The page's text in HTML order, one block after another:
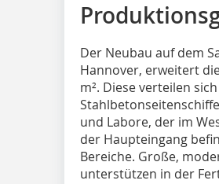
Der Neubau auf dem
Hannover, erweitert
m². Diese verteilen
und Labore, der im
der Haupteingang
Bereiche. Große,
unterstützen in der